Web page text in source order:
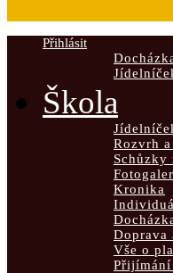
Přihlásit
Škola
Rozvrh
Kronika
Doprava
Vše o